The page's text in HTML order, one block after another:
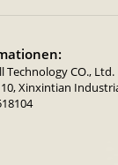
Technology CO., Ltd.
Xinxintian